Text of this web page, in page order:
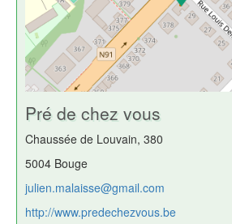
Pré de chez vous
Chaussée de Louvain, 380
5004 Bouge
julien.malaisse@gmail.com
http://www.predechezvous.be